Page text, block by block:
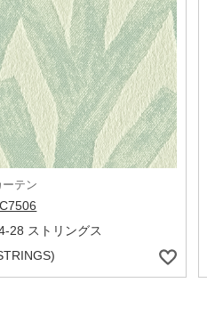
ーテン
28 ストリングス